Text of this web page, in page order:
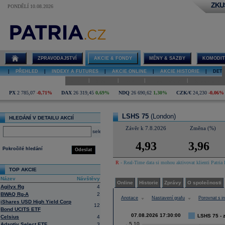
PONDĚLÍ 10.08.2026
LSHS 75 graf
ZPRAVODAJSTVÍ AKCIE & FONDY MĚNY & SAZBY
PŘEHLED INDEXY A FUTURES AKCIE ONLINE AKCIE HISTORIE
PX 2 785,07 -0,71% DAX 26 319,45 0,69% NDQ 26 690,62 1,30% CZK/€ 24,230 -0,06%
HLEDÁNÍ V DETAILU AKCIÍ
select
Odeslat
Pokročilé hledání
TOP AKCIE
Název
Návštěvy
Agilyx Rg
4
BWAQ Rg-A
2
iShares USD High Yield Corp
Bond UCITS ETF
12
Celsius
4
LSHS 75 (London)
Závěr k 7.8.2026 Změna (%)
4,93 3,96
R - Real-Time data si mohou aktivovat klienti
Online Historie Zprávy O společnosti
Anotace Nastavení grafu Porovnat s
5,10
07.08.2026 17:30:00 LSHS 75 -